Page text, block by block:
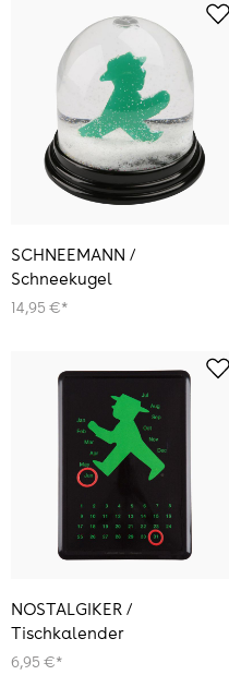
SCHNEEMANN /
Schneekugel
14,95 €*
NOSTALGIKER /
Tischkalender
6,95 €*